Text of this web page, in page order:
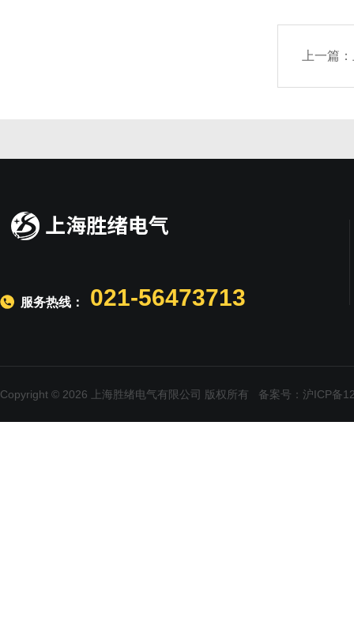
上一篇：
服务热线： 021-56473713
Copyright © 2026 上海胜绪电气有限公司 版权所有 备案号：沪ICP备